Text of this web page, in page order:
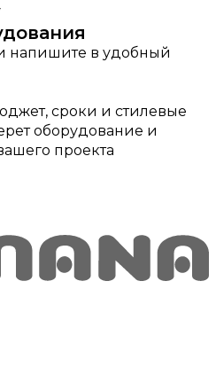
напишите в удобный
сроки и стилевые
оборудование и
проекта